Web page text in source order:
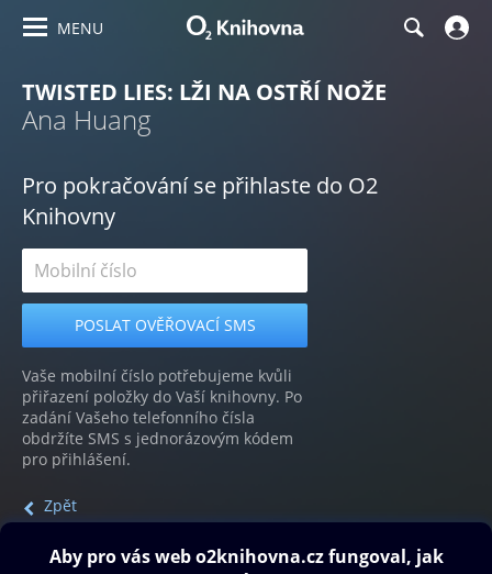
MENU
TWISTED LIES: LŽI NA OSTŘÍ NOŽE
Ana Huang
Pro pokračování se přihlaste do O2
Knihovny
Vaše mobilní číslo potřebujeme kvůli
přiřazení položky do Vaší knihovny. Po
zadání Vašeho telefonního čísla
obdržíte SMS s jednorázovým kódem
pro přihlášení.
Zpět